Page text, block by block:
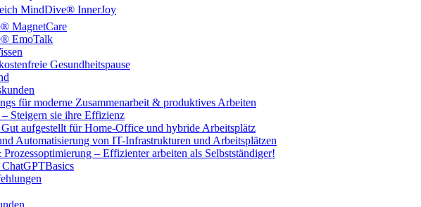
MindDive® InnerJoy
MagnetCare
EmoTalk
Gesundheitspause
für moderne Zusammenarbeit & produktives Arbeiten
Steigern sie ihre Effizienz
aufgestellt für Home-Office und hybride Arbeitsplätz
Automatisierung von IT-Infrastrukturen und Arbeitsplätzen
– Effizienter arbeiten als Selbstständiger!